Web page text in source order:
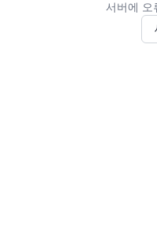
서버에 오